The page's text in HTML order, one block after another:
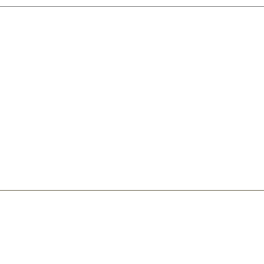
Punkte
and key positions, the user has to enter the solution. With video
with autoplay, memorize variations and practise
the analysis board